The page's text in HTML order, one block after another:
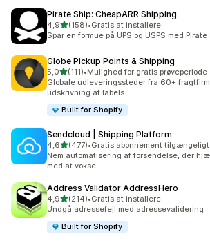
Pirate Ship: CheapARR Shipping
4,9ud af 5 stjerner
(158)
158 anmeldelser i alt
•Gratis at installere
Spar en formue på UPS og USPS med Pirate
Globe Pickup Points & Shipping
5,0ud af 5 stjerner
(111)
111 anmeldelser i alt
•Mulighed for gratis prøveperiode
Globale udleveringssteder fra 60+
udskrivning af labels
Built for Shopify
Sendcloud | Shipping Platform
4,6ud af 5 stjerner
(477)
477 anmeldelser i alt
•Gratis abonnement tilgængeligt
Nem automatisering af forsendelse, der
med at vokse.
Address Validator AddressHero
4,9ud af 5 stjerner
(214)
214 anmeldelser i alt
•Gratis at installere
Undgå adressefejl med adressevalidering
Built for Shopify